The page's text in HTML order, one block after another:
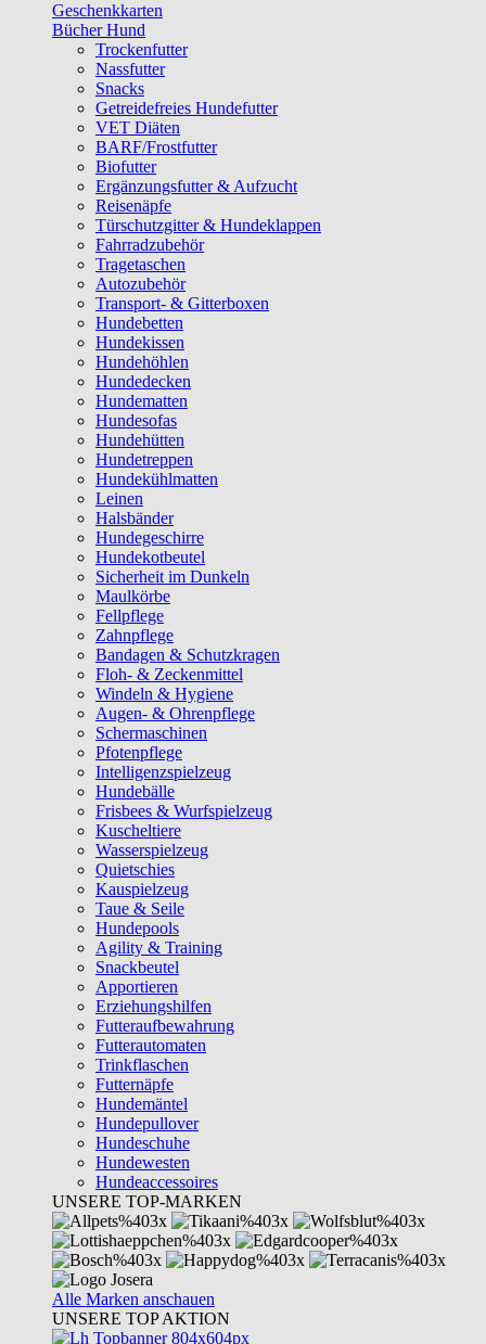
Geschenkkarten
Bücher Hund
Trockenfutter
Nassfutter
Snacks
Getreidefreies Hundefutter
VET Diäten
BARF/Frostfutter
Biofutter
Ergänzungsfutter & Aufzucht
Reisenäpfe
Türschutzgitter & Hundeklappen
Fahrradzubehör
Tragetaschen
Autozubehör
Transport- & Gitterboxen
Hundebetten
Hundekissen
Hundehöhlen
Hundedecken
Hundematten
Hundesofas
Hundehütten
Hundetreppen
Hundekühlmatten
Leinen
Halsbänder
Hundegeschirre
Hundekotbeutel
Sicherheit im Dunkeln
Maulkörbe
Fellpflege
Zahnpflege
Bandagen & Schutzkragen
Floh- & Zeckenmittel
Windeln & Hygiene
Augen- & Ohrenpflege
Schermaschinen
Pfotenpflege
Intelligenzspielzeug
Hundebälle
Frisbees & Wurfspielzeug
Kuscheltiere
Wasserspielzeug
Quietschies
Kauspielzeug
Taue & Seile
Hundepools
Agility & Training
Snackbeutel
Apportieren
Erziehungshilfen
Futteraufbewahrung
Futterautomaten
Trinkflaschen
Futternäpfe
Hundemäntel
Hundepullover
Hundeschuhe
Hundewesten
Hundeaccessoires
UNSERE TOP-MARKEN
Alle Marken anschauen
UNSERE TOP AKTION